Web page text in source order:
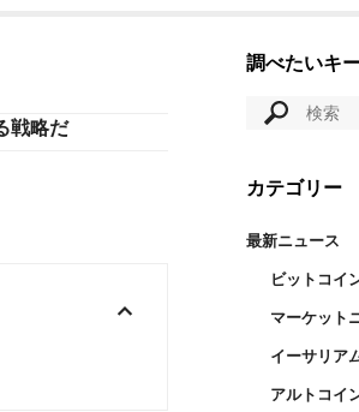
戦略だ
調べたいキ
カテゴリー
最新ニュース
ビットコイ
マーケット
イーサリア
アルトコイ